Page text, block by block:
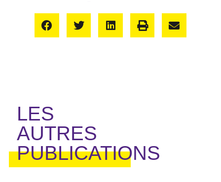
LES
AUTRES
PUBLICATIONS